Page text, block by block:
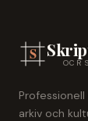
OCR
arkiv och